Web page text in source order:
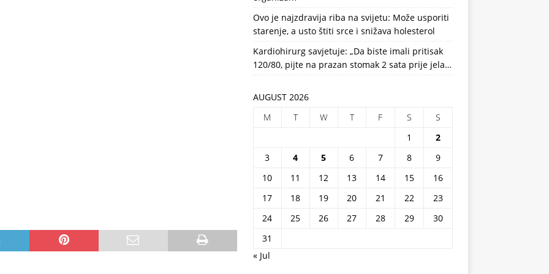
Ovo je najzdravija riba na svijetu: Može usporiti
starenje, a usto štiti srce i snižava holesterol
Kardiohirurg savjetuje: „Da biste imali pritisak
120/80, pijte na prazan stomak 2 sata prije jela…
AUGUST 2026
M
T W T F S
S
1
2
3
4 5 6 7 8
9
10
11 12 13 14 15
16
17
18 19 20 21 22
23
24
25 26 27 28 29
30
31
« Jul